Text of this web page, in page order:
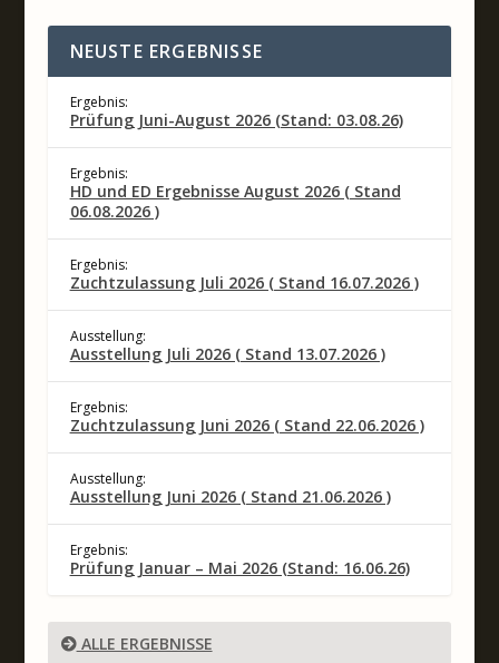
NEUSTE ERGEBNISSE
Ergebnis:
Prüfung Juni-August 2026 (Stand: 03.08.26)
Ergebnis:
HD und ED Ergebnisse August 2026 ( Stand
06.08.2026 )
Ergebnis:
Zuchtzulassung Juli 2026 ( Stand 16.07.2026 )
Ausstellung:
Ausstellung Juli 2026 ( Stand 13.07.2026 )
Ergebnis:
Zuchtzulassung Juni 2026 ( Stand 22.06.2026 )
Ausstellung:
Ausstellung Juni 2026 ( Stand 21.06.2026 )
Ergebnis:
Prüfung Januar – Mai 2026 (Stand: 16.06.26)
ALLE ERGEBNISSE